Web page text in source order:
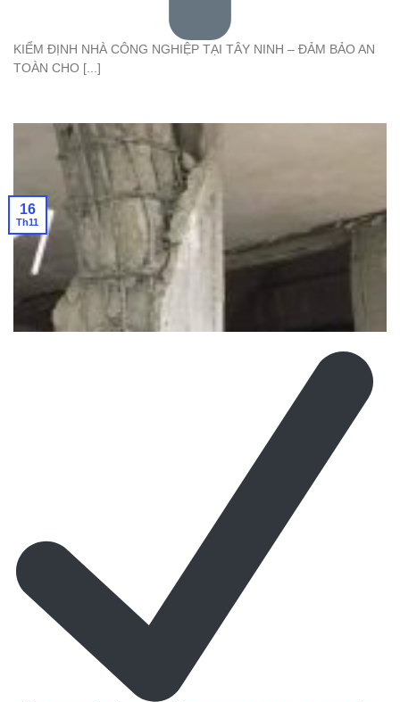
KIỂM ĐỊNH NHÀ CÔNG NGHIỆP TẠI TÂY NINH – ĐẢM BẢO AN
TOÀN CHO [...]
16
Th11